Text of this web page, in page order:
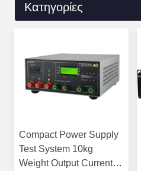
Κατηγορίες
Compact Power Supply
Test System 10kg
Weight Output Current 0-